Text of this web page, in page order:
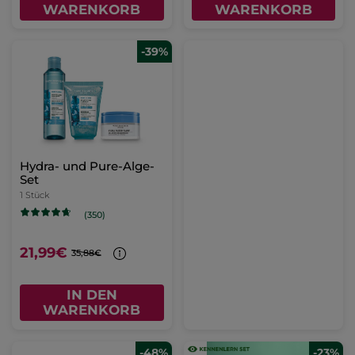
WARENKORB
WARENKORB
-39%
Hydra- und Pure-Alge-
Set
1 Stück
(350)
21,99€ 35,88€
IN DEN
WARENKORB